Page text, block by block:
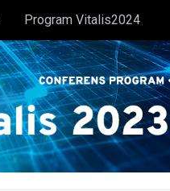
Program Vitalis2024